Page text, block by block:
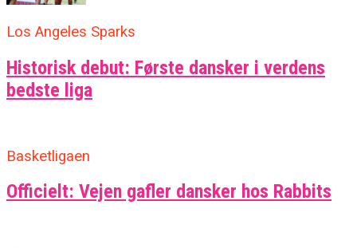
Los Angeles Sparks
Historisk debut: Første dansker i verdens
bedste liga
Basketligaen
Officielt: Vejen gafler dansker hos Rabbits